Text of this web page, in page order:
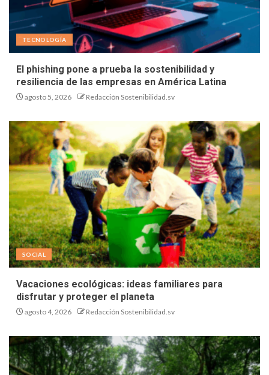
TECNOLOGÍA
El phishing pone a prueba la sostenibilidad y
resiliencia de las empresas en América Latina
agosto 5, 2026 Redacción Sostenibilidad.sv
SOCIAL
Vacaciones ecológicas: ideas familiares para
disfrutar y proteger el planeta
agosto 4, 2026 Redacción Sostenibilidad.sv